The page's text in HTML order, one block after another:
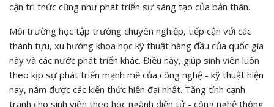
cận tri thức cũng như phát triển sự sáng tạo của bản thân.
Môi trường học tập trường chuyên nghiệp, tiếp cận với các
thành tựu, xu hướng khoa học kỹ thuật hàng đầu của quốc gia
này và các nước phát triển khác. Điều này, giúp sinh viên luôn
theo kịp sự phát triển mạnh mẽ của công nghệ - kỹ thuật hiện
nay, nắm được các kiến thức hiện đại nhất. Tăng tính cạnh
tranh cho sinh viên theo học ngành điện tử - công nghệ thông